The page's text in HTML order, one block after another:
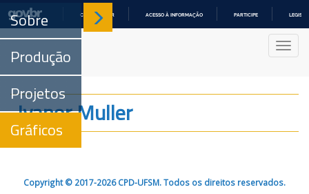
COMUNICA BR ACESSO À INFORMAÇÃO PARTICIPE
Sobre
Produção
Projetos
Gráficos
Ivanor Muller
Copyright © 2017-2026 CPD-UFSM. Todos os direitos reservados.